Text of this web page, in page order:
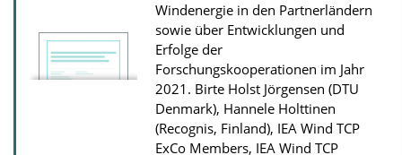
Windenergie in den Partnerländern
sowie über Entwicklungen und
Erfolge der
Forschungskooperationen im Jahr
2021. Birte Holst Jörgensen (DTU
Denmark), Hannele Holttinen
(Recognis, Finland), IEA Wind TCP
ExCo Members, IEA Wind TCP